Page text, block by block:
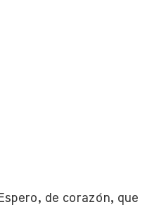
de corazón, que